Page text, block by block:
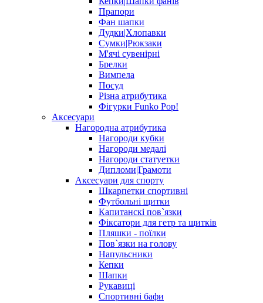
Прапори
Фан шапки
Дудки|Хлопавки
Сумки|Рюкзаки
М'ячі сувенірні
Брелки
Вимпела
Посуд
Різна атрибутика
Фігурки Funko Pop!
Аксесуари
Нагородна атрибутика
Нагороди кубки
Нагороди медалі
Нагороди статуетки
Дипломи|Грамоти
Аксесуари для спорту
Шкарпетки спортивні
Футбольні щитки
Капитанскі пов`язки
Фіксатори для гетр та щитків
Пляшки - поїлки
Пов`язки на голову
Напульсники
Кепки
Шапки
Рукавиці
Спортивні бафи